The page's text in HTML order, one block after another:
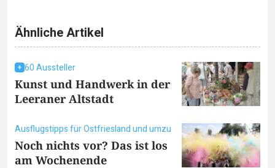
Ähnliche Artikel
60 Aussteller
Kunst und Handwerk in der
Leeraner Altstadt
Ausflugstipps für Ostfriesland und umzu
Noch nichts vor? Das ist los
am Wochenende